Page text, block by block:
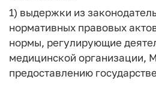
1) выдержки из
нормативных правовых
нормы, регулирующие
медицинской организации,
предоставлению